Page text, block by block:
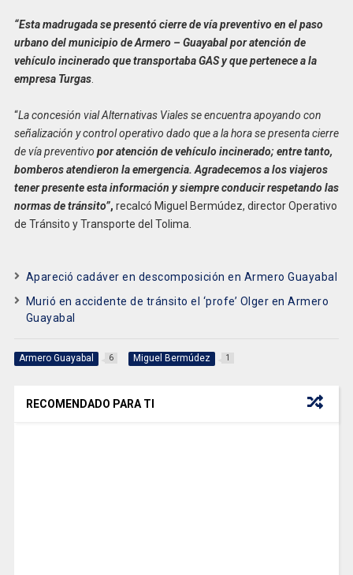
“Esta madrugada se presentó cierre de vía preventivo en el paso
urbano del municipio de Armero – Guayabal por atención de
vehículo incinerado que transportaba GAS y que pertenece a la
empresa Turgas.
“La concesión vial Alternativas Viales se encuentra apoyando con
señalización y control operativo dado que a la hora se presenta cierre
de vía preventivo por atención de vehículo incinerado; entre tanto,
bomberos atendieron la emergencia. Agradecemos a los viajeros
tener presente esta información y siempre conducir respetando las
normas de tránsito”, recalcó Miguel Bermúdez, director Operativo
de Tránsito y Transporte del Tolima.
Apareció cadáver en descomposición en Armero Guayabal
Murió en accidente de tránsito el ‘profe’ Olger en Armero
Guayabal
Armero Guayabal 6 Miguel Bermúdez 1
RECOMENDADO PARA TI